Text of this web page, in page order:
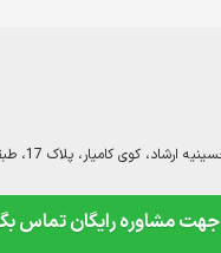
شریعتی،
جهت مشاوره رایگان تماس
مقایسه 0